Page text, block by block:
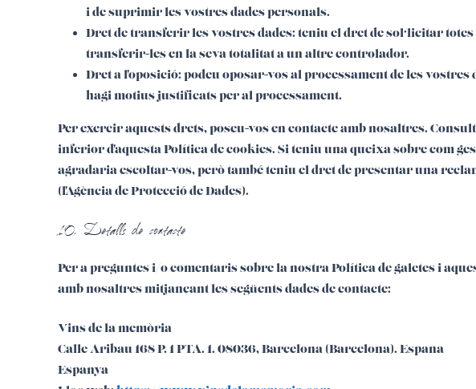
i de suprimir les vostres dades personals.
Dret de transferir les vostres dades: teniu el dret de sol·licitar
transferir-les en la seva totalitat a un altre controlador.
Dret a l'oposició: podeu oposar-vos al processament de les
hagi motius justificats per al processament.
Per exercir aquests drets, poseu-vos en contacte amb nosaltres.
inferior d'aquesta Política de cookies. Si teniu una queixa sobre com
agradaria escoltar-vos, però també teniu el dret de presentar una
(l'Agència de Protecció de Dades).
10. Detalls de contacte
Per a preguntes i/o comentaris sobre la nostra Política de galetes i
amb nosaltres mitjançant les següents dades de contacte:
Vins de la memòria
Calle Aribau 168 P. 1 PTA. 1. 08036, Barcelona (Barcelona). España
Espanya